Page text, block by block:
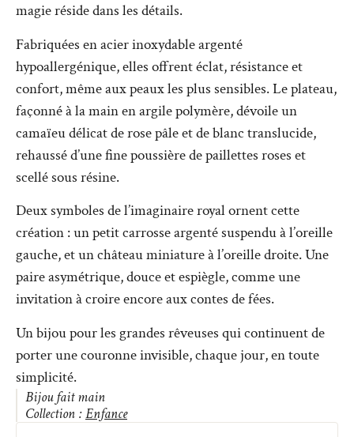
magie réside dans les détails.
Fabriquées en acier inoxydable argenté
hypoallergénique, elles offrent éclat, résistance et
confort, même aux peaux les plus sensibles. Le plateau,
façonné à la main en argile polymère, dévoile un
camaïeu délicat de rose pâle et de blanc translucide,
rehaussé d’une fine poussière de paillettes roses et
scellé sous résine.
Deux symboles de l’imaginaire royal ornent cette
création : un petit carrosse argenté suspendu à l’oreille
gauche, et un château miniature à l’oreille droite. Une
paire asymétrique, douce et espiègle, comme une
invitation à croire encore aux contes de fées.
Un bijou pour les grandes rêveuses qui continuent de
porter une couronne invisible, chaque jour, en toute
simplicité.
Bijou fait main
Collection :Enfance